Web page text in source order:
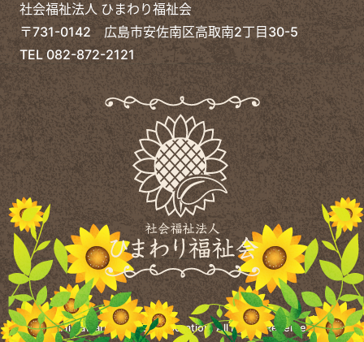
社会福祉法人 ひまわり福祉会
〒731-0142 広島市安佐南区高取南2丁目30-5
TEL 082-872-2121
©Himawari Welfare Corporation.All Rights Reserved.